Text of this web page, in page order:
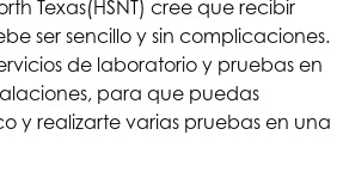
Texas(HSNT) cree que recibir
ser sencillo y sin complicaciones.
de laboratorio y pruebas en
para que puedas
y realizarte varias pruebas en una